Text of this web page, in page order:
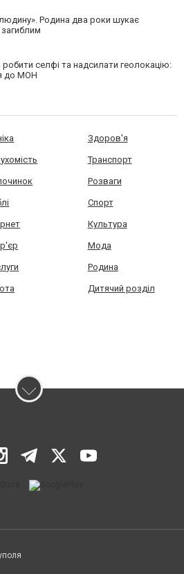
Родина два роки шукає
селфі та надсилати геолокацію:
до МОН
Здоров'я
Транспорт
Розваги
Спорт
Культура
Мода
Родина
Дитячий розділ